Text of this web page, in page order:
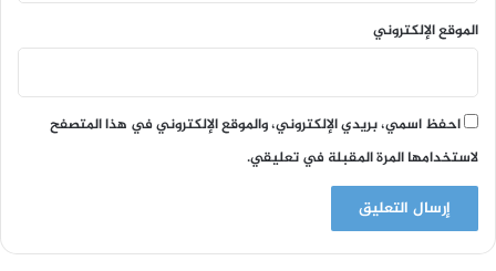
الموقع الإلكتروني
احفظ اسمي، بريدي الإلكتروني، والموقع الإلكتروني في هذا المتصفح
لاستخدامها المرة المقبلة في تعليقي.